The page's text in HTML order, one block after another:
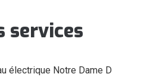
services
électrique Notre Dame D